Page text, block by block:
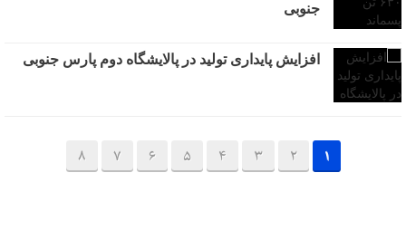
جنوبی
افزایش پایداری تولید در پالایشگاه دوم پارس جنوبی
1
2
3
4
5
6
7
8